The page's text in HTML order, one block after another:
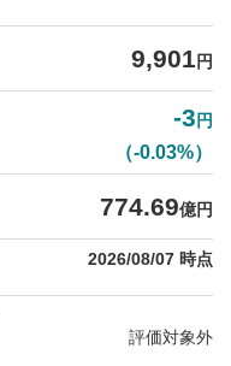
9,901 円
-3 円
（-0.03%）
774.69億円
2026/08/07 時点
評価対象外